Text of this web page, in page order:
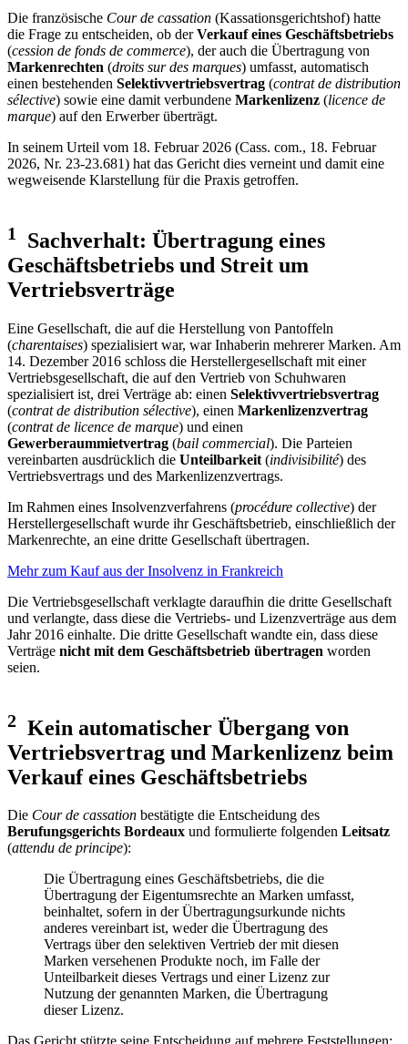
Die französische Cour de cassation (Kassationsgerichtshof) hatte
die Frage zu entscheiden, ob derVerkauf eines Geschäftsbetriebs
(cession de fonds de commerce), der auch die Übertragung von
Markenrechten (droits sur des marques) umfasst, automatisch
einen bestehenden Selektivvertriebsvertrag (contrat de distribution
sélective) sowie eine damit verbundene Markenlizenz (licence de
marque) auf den Erwerber überträgt.
In seinem Urteil vom 18. Februar 2026 (Cass. com., 18. Februar
2026, Nr. 23-23.681) hat das Gericht dies verneint und damit eine
wegweisende Klarstellung für die Praxis getroffen.
1
Sachverhalt: Übertragung eines
Geschäftsbetriebs und Streit um
Vertriebsverträge
Eine Gesellschaft, die auf die Herstellung von Pantoffeln
(charentaises) spezialisiert war, war Inhaberin mehrerer Marken. Am
14. Dezember 2016 schloss die Herstellergesellschaft mit einer
Vertriebsgesellschaft, die auf den Vertrieb von Schuhwaren
spezialisiert ist, drei Verträge ab: einen Selektivvertriebsvertrag
(contrat de distribution sélective), einen Markenlizenzvertrag
(contrat de licence de marque) und einen
Gewerberaummietvertrag (bail commercial). Die Parteien
vereinbarten ausdrücklich die Unteilbarkeit (indivisibilité) des
Vertriebsvertrags und des Markenlizenzvertrags.
Im Rahmen eines Insolvenzverfahrens (procédure collective) der
Herstellergesellschaft wurde ihr Geschäftsbetrieb, einschließlich der
Markenrechte, an eine dritte Gesellschaft übertragen.
Mehr zum Kauf aus der Insolvenz in Frankreich
Die Vertriebsgesellschaft verklagte daraufhin die dritte Gesellschaft
und verlangte, dass diese die Vertriebs- und Lizenzverträge aus dem
Jahr 2016 einhalte. Die dritte Gesellschaft wandte ein, dass diese
Verträge nicht mit dem Geschäftsbetrieb übertragen worden
seien.
2 Kein automatischer Übergang von
Vertriebsvertrag und Markenlizenz beim
Verkauf eines Geschäftsbetriebs
Die Cour de cassation bestätigte die Entscheidung des
Berufungsgerichts Bordeaux und formulierte folgenden Leitsatz
(attendu de principe):
Die Übertragung eines Geschäftsbetriebs, die die
Übertragung der Eigentumsrechte an Marken umfasst,
beinhaltet, sofern in der Übertragungsurkunde nichts
anderes vereinbart ist, weder die Übertragung des
Vertrags über den selektiven Vertrieb der mit diesen
Marken versehenen Produkte noch, im Falle der
Unteilbarkeit dieses Vertrags und einer Lizenz zur
Nutzung der genannten Marken, die Übertragung
dieser Lizenz.